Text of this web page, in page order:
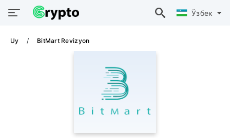
Ўзбек
Uy BitMart Revizyon